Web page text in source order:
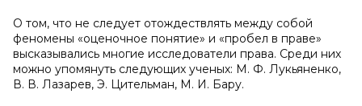
О том, что не следует отождествлять между собой
феномены «оценочное понятие» и «пробел в праве»
высказывались многие исследователи права. Среди них
можно упомянуть следующих ученых: М. Ф. Лукьяненко,
В. В. Лазарев, Э. Цительман, М. И. Бару.